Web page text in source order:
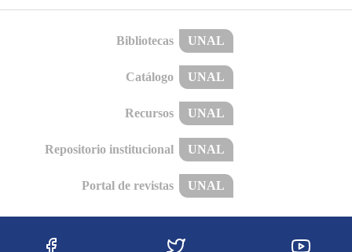
Bibliotecas UNAL
Catálogo UNAL
Recursos UNAL
Repositorio institucional UNAL
Portal de revistas UNAL